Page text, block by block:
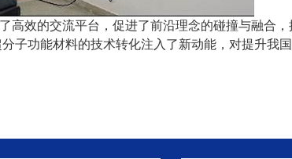
高效的交流平台，促进了前沿理念的碰撞与融合
子功能材料的技术转化注入了新动能，对提升我